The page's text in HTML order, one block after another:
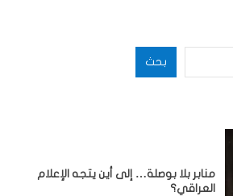
بحث
منابر بلا بوصلة… إلى أين يتجه الإعلام
العراقي؟